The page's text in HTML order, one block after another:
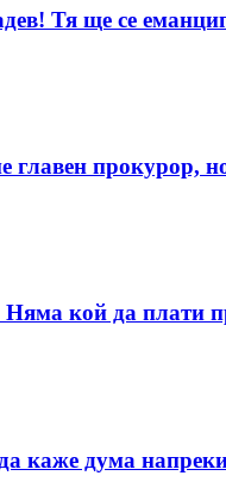
Тя ще се
главен прокурор,
кой да плати
каже дума